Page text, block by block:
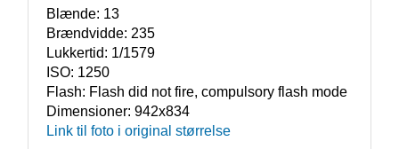
Blænde: 13
Brændvidde: 235
Lukkertid: 1/1579
ISO: 1250
Flash: Flash did not fire, compulsory flash mode
Dimensioner: 942x834
Link til foto i original størrelse